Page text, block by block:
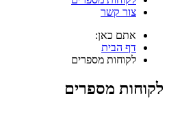
צור קשר
אתם כאן:
דף הבית
לקוחות מספרים
לקוחות מספרים